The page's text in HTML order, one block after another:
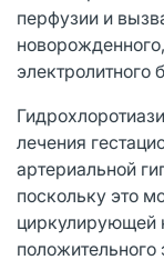
перфузии и
электролитного
лечения
артериальной
поскольку это
циркулирующей
положительного